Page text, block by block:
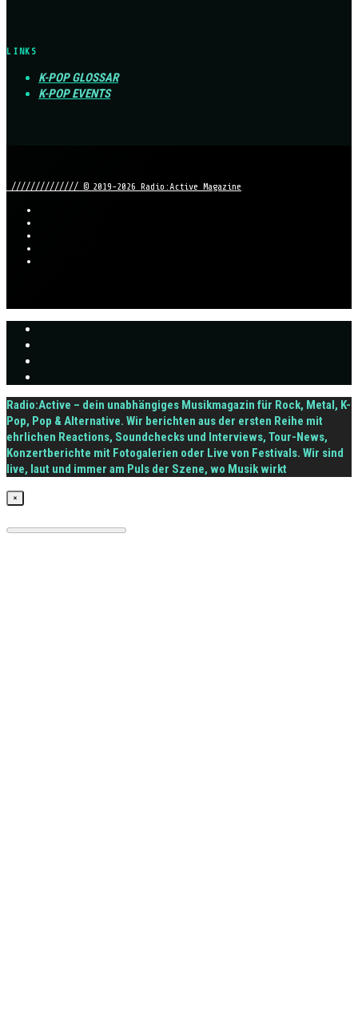
LINKS
K-POP GLOSSAR
K-POP EVENTS
////////////// © 2019-2026 Radio:Active Magazine
Radio:Active – dein unabhängiges Musikmagazin für Rock, Metal, K-
Pop, Pop & Alternative. Wir berichten aus der ersten Reihe mit
ehrlichen Reactions, Soundchecks und Interviews, Tour-News,
Konzertberichte mit Fotogalerien oder Live von Festivals. Wir sind
live, laut und immer am Puls der Szene, wo Musik wirkt
×